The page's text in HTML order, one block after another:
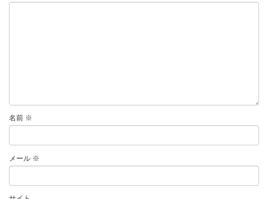
名前 ※
メール ※